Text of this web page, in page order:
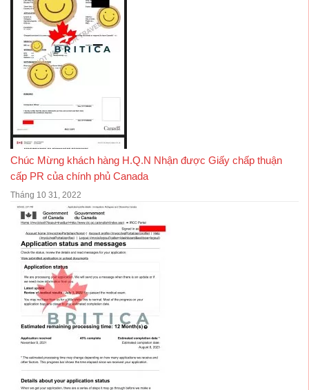
Chúc Mừng khách hàng H.Q.N Nhận được Giấy chấp thuận
cấp PR của chính phủ Canada
Tháng 10 31, 2022